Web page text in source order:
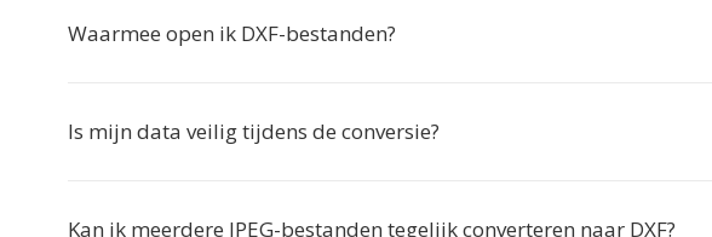
Waarmee open ik DXF-bestanden?
Is mijn data veilig tijdens de conversie?
Kan ik meerdere JPEG-bestanden tegelijk converteren naar DXF?